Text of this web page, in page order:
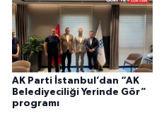
AK Parti İstanbul’dan “AK
Belediyeciliği Yerinde Gör”
programı